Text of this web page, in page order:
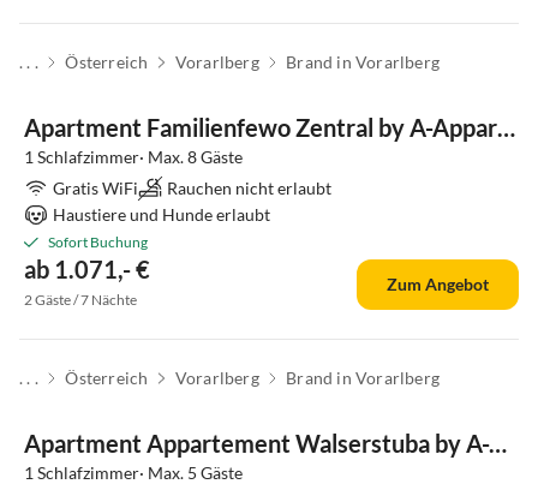
. . . Österreich Vorarlberg Brand in Vorarlberg
Apartment Familienfewo Zentral by A-Appartments
1 Schlafzimmer· Max. 8 Gäste
Gratis WiFi
Rauchen nicht erlaubt
Haustiere und Hunde erlaubt
Sofort Buchung
ab 1.071,- €
2 Gäste / 7 Nächte
Zum Angebot
. . . Österreich Vorarlberg Brand in Vorarlberg
Apartment Appartement Walserstuba by A-Appartments
1 Schlafzimmer· Max. 5 Gäste